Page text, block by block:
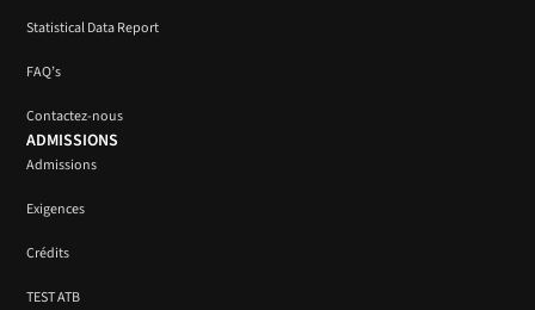
Statistical Data Report
FAQ’s
Contactez-nous
ADMISSIONS
Admissions
Exigences
Crédits
TEST ATB